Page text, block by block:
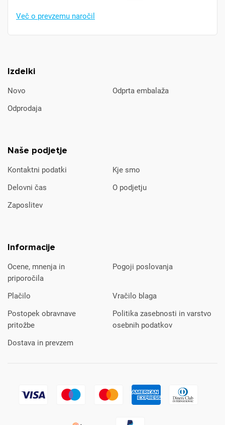
Izdelki
Novo
Odprta embalaža
Odprodaja
Naše podjetje
Kontaktni podatki
Kje smo
Delovni čas
O podjetju
Zaposlitev
Informacije
Ocene, mnenja in
priporočila
Pogoji poslovanja
Plačilo
Vračilo blaga
Postopek obravnave
pritožbe
Politika zasebnosti in varstvo
osebnih podatkov
Dostava in prevzem
Več o prevzemu naročil